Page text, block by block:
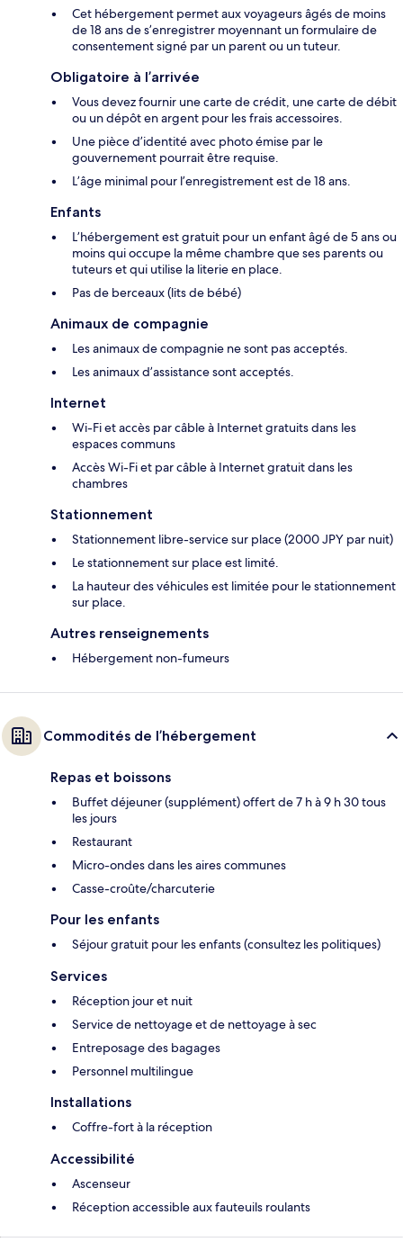
Cet hébergement permet aux voyageurs âgés de moins
de 18 ans de s’enregistrer moyennant un formulaire de
consentement signé par un parent ou un tuteur.
Obligatoire à l’arrivée
Vous devez fournir une carte de crédit, une carte de débit
ou un dépôt en argent pour les frais accessoires.
Une pièce d’identité avec photo émise par le
gouvernement pourrait être requise.
L’âge minimal pour l’enregistrement est de 18 ans.
Enfants
L’hébergement est gratuit pour un enfant âgé de 5 ans ou
moins qui occupe la même chambre que ses parents ou
tuteurs et qui utilise la literie en place.
Pas de berceaux (lits de bébé)
Animaux de compagnie
Les animaux de compagnie ne sont pas acceptés.
Les animaux d’assistance sont acceptés.
Internet
Wi-Fi et accès par câble à Internet gratuits dans les
espaces communs
Accès Wi-Fi et par câble à Internet gratuit dans les
chambres
Stationnement
Stationnement libre-service sur place (2000 JPY par nuit)
Le stationnement sur place est limité.
La hauteur des véhicules est limitée pour le stationnement
sur place.
Autres renseignements
Hébergement non-fumeurs
Commodités de l’hébergement
Repas et boissons
Buffet déjeuner (supplément) offert de 7 h à 9 h 30 tous
les jours
Restaurant
Micro-ondes dans les aires communes
Casse-croûte/charcuterie
Pour les enfants
Séjour gratuit pour les enfants (consultez les politiques)
Services
Réception jour et nuit
Service de nettoyage et de nettoyage à sec
Entreposage des bagages
Personnel multilingue
Installations
Coffre-fort à la réception
Accessibilité
Ascenseur
Réception accessible aux fauteuils roulants